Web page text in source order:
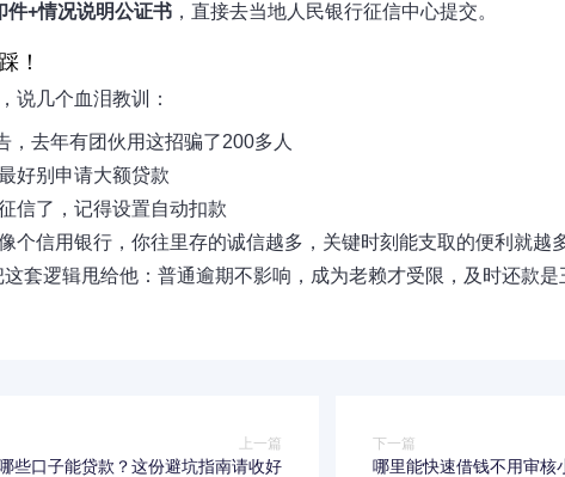
件+情况说明公证书 ，直接去当地人民银行征信中心提交。
！
说几个血泪教训：
，去年有团伙用这招骗了200多人
好别申请大额贷款
信了，记得设置自动扣款
个信用银行，你往里存的诚信越多，关键时刻能支取的便利就越
套逻辑甩给他：普通逾期不影响，成为老赖才受限，及时还款
上一篇
些口子能贷款？这份避坑指南请收好
下一篇
哪里能快速借钱不用审核